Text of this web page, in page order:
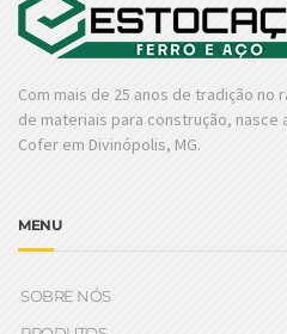
Com mais de 25 anos de tradição no
de materiais para construção, nasce
Cofer em Divinópolis, MG.
MENU
SOBRE NÓS